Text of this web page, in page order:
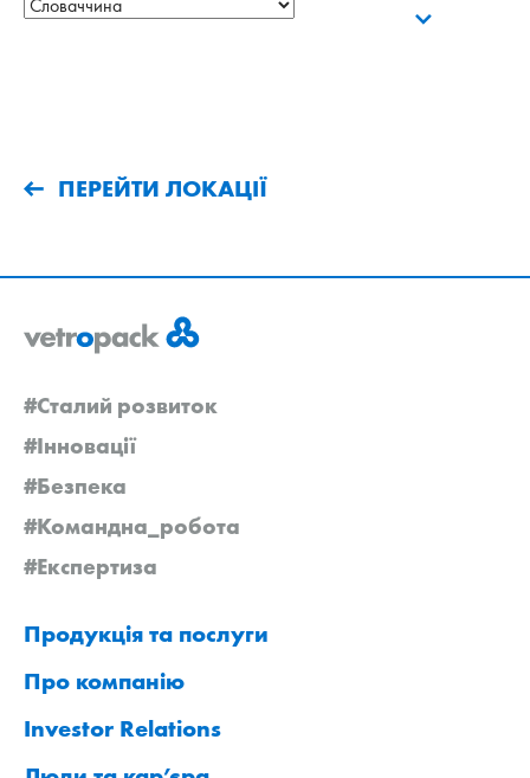
ПЕРЕЙТИ ЛОКАЦІЇ
#Сталий розвиток
#Інновації
#Безпека
#Командна_робота
#Експертиза
Продукція та послуги
Про компанію
Investor Relations